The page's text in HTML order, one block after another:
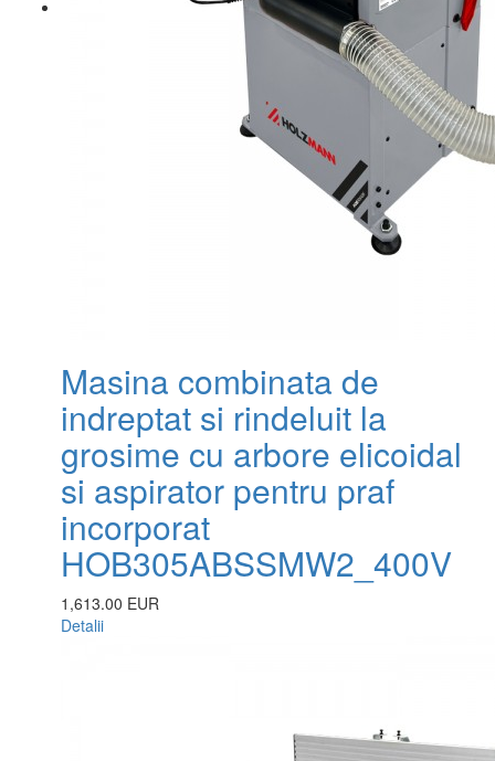
Masina combinata de
indreptat si rindeluit la
grosime cu arbore elicoidal
si aspirator pentru praf
incorporat
HOB305ABSSMW2_400V
1,613.00 EUR
Detalii